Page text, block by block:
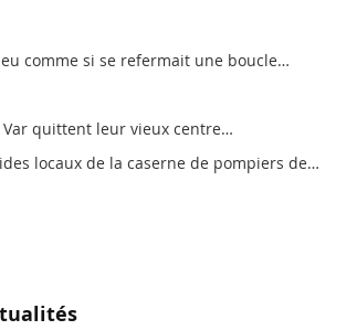
comme si se refermait une boucle…
quittent leur vieux centre…
locaux de la caserne de pompiers de…
Martin-
18